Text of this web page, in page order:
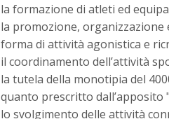
la formazione di atleti ed
la promozione,
forma di attività agonistica e
il coordinamento dell’attività
la tutela della monotipia del
quanto prescritto dall’apposito
lo svolgimento delle attività